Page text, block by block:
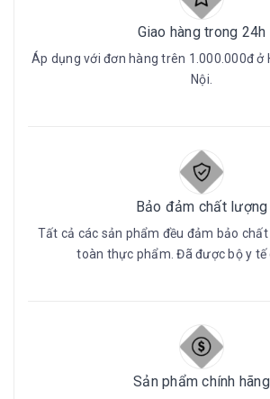
Giao hàng trong 24h
Áp dụng với đơn hàng trên 1.000.000đ ở
Nội.
Bảo đảm chất lượng
Tất cả các sản phẩm đều đảm bảo
toàn thực phẩm. Đã được bộ y tế
Sản phẩm chính hãng